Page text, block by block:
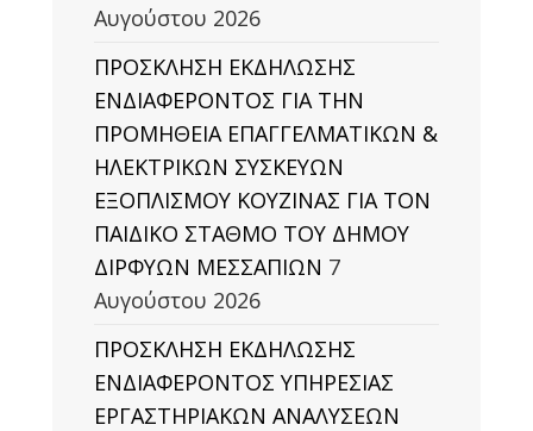
Αυγούστου 2026
ΠΡΟΣΚΛΗΣΗ ΕΚΔΗΛΩΣΗΣ
ΕΝΔΙΑΦΕΡΟΝΤΟΣ ΓΙΑ ΤΗΝ
ΠΡΟΜΗΘΕΙΑ ΕΠΑΓΓΕΛΜΑΤΙΚΩΝ &
ΗΛΕΚΤΡΙΚΩΝ ΣΥΣΚΕΥΩΝ
ΕΞΟΠΛΙΣΜΟΥ ΚΟΥΖΙΝΑΣ ΓΙΑ ΤΟΝ
ΠΑΙΔΙΚΟ ΣΤΑΘΜΟ ΤΟΥ ΔΗΜΟΥ
ΔΙΡΦΥΩΝ ΜΕΣΣΑΠΙΩΝ 7
Αυγούστου 2026
ΠΡΟΣΚΛΗΣΗ ΕΚΔΗΛΩΣΗΣ
ΕΝΔΙΑΦΕΡΟΝΤΟΣ ΥΠΗΡΕΣΙΑΣ
ΕΡΓΑΣΤΗΡΙΑΚΩΝ ΑΝΑΛΥΣΕΩΝ